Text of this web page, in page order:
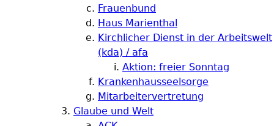
Frauenbund
Haus Marienthal
Kirchlicher Dienst in der Arbeitswelt
(kda) / afa
Aktion: freier Sonntag
Krankenhausseelsorge
Mitarbeitervertretung
Glaube und Welt